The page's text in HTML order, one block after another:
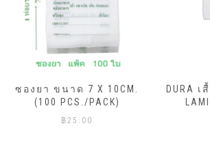
ซองยา ขนาด 7 X 10CM.
(100 PCS./PACK)
฿25.00
DURA เ